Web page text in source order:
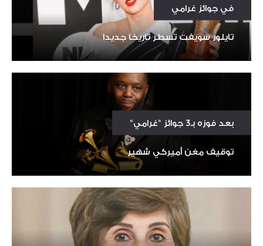
في جوائز غرامي
تايلور سويفت تسطر تاريخا جديدا
بعد فوزه بـ3 جوائز "غرامي"
توقيف مغن أميركي شهير